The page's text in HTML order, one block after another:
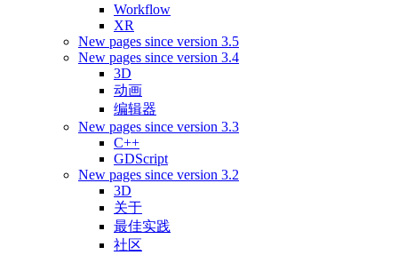
Workflow
XR
New pages since version 3.5
New pages since version 3.4
3D
动画
编辑器
New pages since version 3.3
C++
GDScript
New pages since version 3.2
3D
关于
最佳实践
社区